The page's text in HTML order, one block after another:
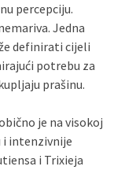
percepciju.
Jedna
definirati cijeli
potrebu za
prašinu.
je na visokoj
i intenzivnije
i Trixieja